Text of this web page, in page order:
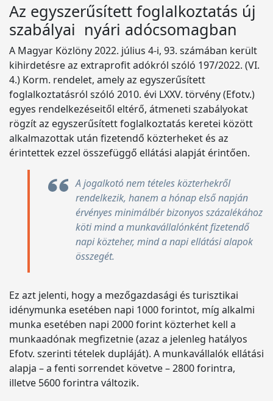
Az egyszerűsített foglalkoztatás új
szabályai nyári adócsomagban
A Magyar Közlöny 2022. július 4-i, 93. számában került
kihirdetésre az extraprofit adókról szóló 197/2022. (VI.
4.) Korm. rendelet, amely az egyszerűsített
foglalkoztatásról szóló 2010. évi LXXV. törvény (Efotv.)
egyes rendelkezéseitől eltérő, átmeneti szabályokat
rögzít az egyszerűsített foglalkoztatás keretei között
alkalmazottak után fizetendő közterheket és az
érintettek ezzel összefüggő ellátási alapját érintően.
A jogalkotó nem tételes közterhekről
rendelkezik, hanem a hónap első napján
érvényes minimálbér bizonyos százalékához
köti mind a munkavállalónként fizetendő
napi közteher, mind a napi ellátási alapok
összegét.
Ez azt jelenti, hogy a mezőgazdasági és turisztikai
idénymunka esetében napi 1000 forintot, míg alkalmi
munka esetében napi 2000 forint közterhet kell a
munkaadónak megfizetnie (azaz a jelenleg hatályos
Efotv. szerinti tételek dupláját). A munkavállalók ellátási
alapja – a fenti sorrendet követve – 2800 forintra,
illetve 5600 forintra változik.